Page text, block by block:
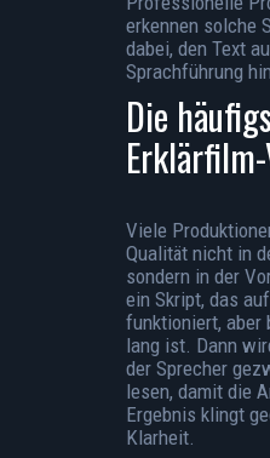
erkennen solche
dabei, den Text
Sprachführung
Die
Viele
Qualität nicht in
sondern in der
ein Skript, das
funktioniert, aber
lang ist. Dann
der Sprecher
lesen, damit die
Ergebnis klingt
Klarheit.